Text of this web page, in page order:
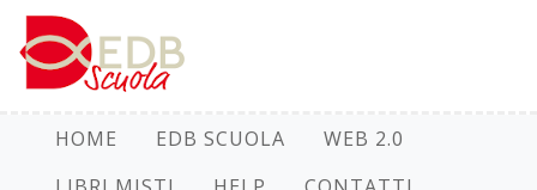
HOME EDB SCUOLA
WEB 2.0